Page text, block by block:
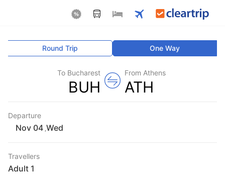
One Way
Round Trip
From Athens
ATH
To Bucharest
BUH
Departure
Wed
Travellers
1 Adult